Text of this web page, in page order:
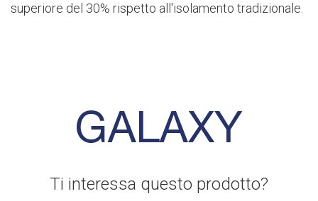
superiore del 30% rispetto all'isolamento tradizionale.
Ti interessa questo prodotto?